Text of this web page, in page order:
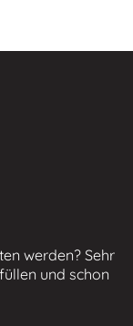
werden? Sehr
und schon